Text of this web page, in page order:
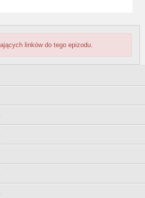
linków do tego epizodu.